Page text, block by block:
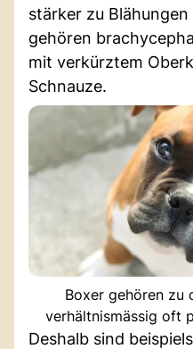
stärker zu Blähungen
gehören
mit verkürztem
Schnauze.
Boxer gehören zu
verhältnismässig oft
Deshalb sind